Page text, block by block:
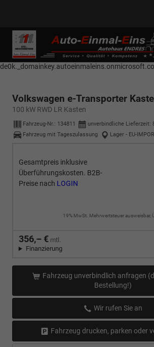
------------ Host Name : selector1._domainkey
selector1-aee-
Name : selector2._domainkey Points to address
Volkswagen e-Transporter
100 kW RWD LR Kasten
Fahrzeug-Nr.: 134811 unverbindliche Lieferzeit:
Fahrzeug mit Tageszulassung
Lager - EU-
Gesamtpreis inklusive
Überführungskosten. B2B-
Preise nach LOGIN
19% MwSt. Mehrwertsteuer ausweisbar,
356,– € mtl.
Finanzierung
Fahrzeug unverbindlich anfragen
Bestellung!)
Wir rufen Sie an
Fahrzeug drucken, parken oder